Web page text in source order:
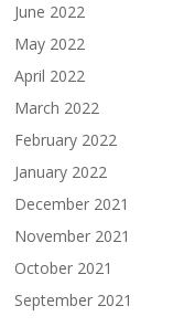
June 2022
May 2022
April 2022
March 2022
February 2022
January 2022
December 2021
November 2021
October 2021
September 2021